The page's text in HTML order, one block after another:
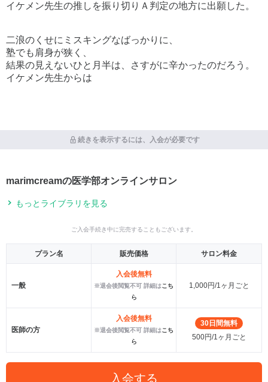
イケメン先生の推しを振り切りＡ判定の地方に出願した。
二浪のくせにミスキングなばっかりに、
塾でも肩身が狭く、
結果の見えないひと月半は、さすがに辛かったのだろう。
イケメン先生からは
続きを表示するには、入会が必要です
marimcreamの医学部オンラインサロン
もっとライブラリを見る
ご入会手続き中に完売することもございます。
プラン名 販売価格 サロン料金
一般
入会後無料
※退会後閲覧不可 詳細はこち
ら
1,000円/1ヶ月ごと
医師の方
入会後無料
※退会後閲覧不可 詳細はこち
ら
30日間無料
500円/1ヶ月ごと
入会する